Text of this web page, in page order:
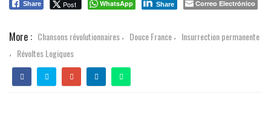
Share Post WhatsApp Share Correo Electrónico
More : Chansons révolutionnaires , Douce France , Insurrection permanente
, Révoltes Logiques